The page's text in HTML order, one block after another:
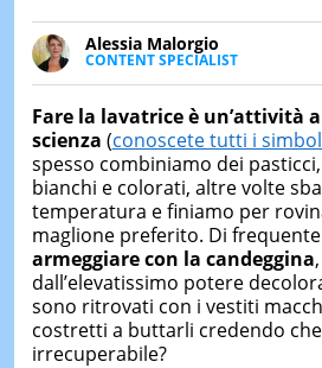
Alessia Malorgio
CONTENT SPECIALIST
Ha conseguito un Master in
e Google Digital Training su
occupa della creazione di
dello sviluppo di strategie
canali digitali.
Fare la lavatrice è un’attività
scienza (conoscete tutti i
spesso combiniamo dei
bianchi e colorati, altre volte
temperatura e finiamo per
maglione preferito. Di
armeggiare con la candeggina
dall’elevatissimo potere
sono ritrovati con i vestiti
costretti a buttarli credendo
irrecuperabile?